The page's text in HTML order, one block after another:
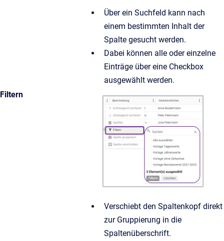
Filtern
Über ein Suchfeld kann nach
einem bestimmten Inhalt der
Spalte gesucht werden.
Dabei können alle oder einzelne
Einträge über eine Checkbox
ausgewählt werden.
Verschiebt den Spaltenkopf direkt
zur Gruppierung in die
Spaltenüberschrift.